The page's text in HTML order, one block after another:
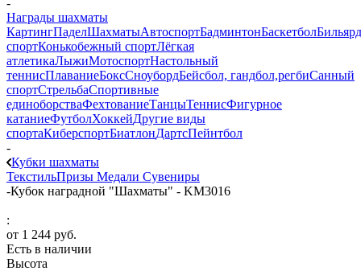
Награды шахматы
КартингПаделШахматыАвтоспортБадминтонБаскетболБильярд
спортКонькобежный спортЛёгкая
атлетикаЛыжиМотоспортНастольный
теннисПлаваниеБоксСноубордБейсбол, гандбол,регбиСанный
спортСтрельбаСпортивные
единоборстваФехтованиеТанцыТеннисФигурное
катаниеФутболХоккейДругие виды
спортаКиберспортБиатлонДартсПейнтбол
-
Кубки шахматы
ТекстильПризы Медали Сувениры
-Кубок наградной "Шахматы" - KM3016
:
от 1 244 руб.
Есть в наличии
Высота